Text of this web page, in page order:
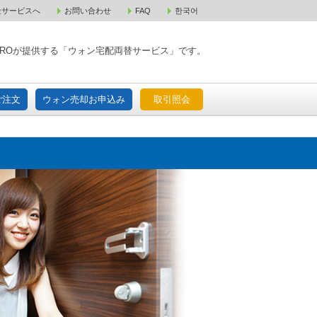
ービスへ お問い合わせ FAQ 한국어
が提供する「ウォン宅配両替サービス」です。
文 ウォン売却お申込み 取引照会
宅配ご注文 ウォン売却お申込み 取引照会